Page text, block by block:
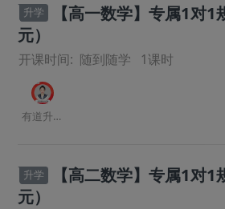
升学
【高一数学】专属1对
元）
开课时间: 随到随学 1课时
有道升学规划师
升学
【高二数学】专属1对
元）